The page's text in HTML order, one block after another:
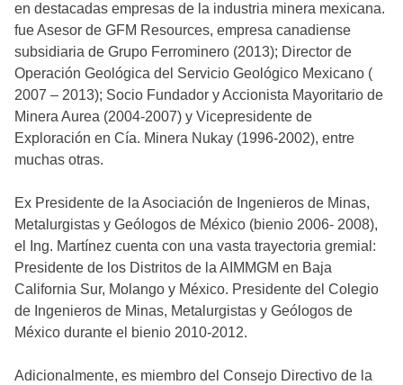
en destacadas empresas de la industria minera mexicana.
fue Asesor de GFM Resources, empresa canadiense
subsidiaria de Grupo Ferrominero (2013); Director de
Operación Geológica del Servicio Geológico Mexicano (
2007 – 2013); Socio Fundador y Accionista Mayoritario de
Minera Aurea (2004-2007) y Vicepresidente de
Exploración en Cía. Minera Nukay (1996-2002), entre
muchas otras.
Ex Presidente de la Asociación de Ingenieros de Minas,
Metalurgistas y Geólogos de México (bienio 2006- 2008),
el Ing. Martínez cuenta con una vasta trayectoria gremial:
Presidente de los Distritos de la AIMMGM en Baja
California Sur, Molango y México. Presidente del Colegio
de Ingenieros de Minas, Metalurgistas y Geólogos de
México durante el bienio 2010-2012.
Adicionalmente, es miembro del Consejo Directivo de la